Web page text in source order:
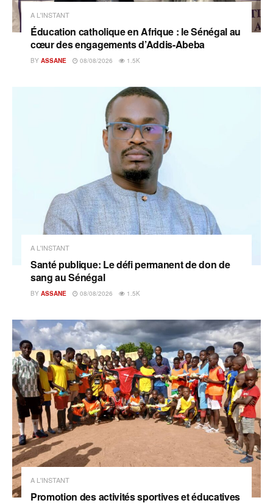
A L'INSTANT
Éducation catholique en Afrique : le Sénégal au
cœur des engagements d’Addis-Abeba
BY ASSANE 08/08/2026 1.5K
A L'INSTANT
Santé publique: Le défi permanent de don de
sang au Sénégal
BY ASSANE 08/08/2026 1.5K
A L'INSTANT
Promotion des activités sportives et éducatives